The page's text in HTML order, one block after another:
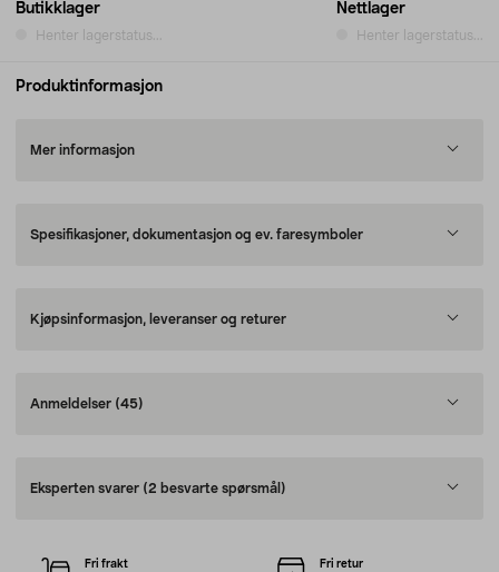
Butikklager
Henter lagerstatus...
Nettlager
Henter lagerstatus...
Produktinformasjon
Mer informasjon
Spesifikasjoner, dokumentasjon og ev. faresymboler
Kjøpsinformasjon, leveranser og returer
Anmeldelser (45)
Eksperten svarer (2 besvarte spørsmål)
Fri frakt Fri retur